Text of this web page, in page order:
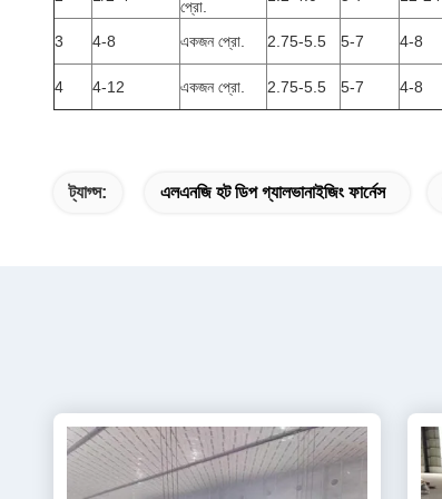
প্রো.
3 4-8 একজন প্রো. 2.75-5.5 5-7 4-8
4 4-12 একজন প্রো. 2.75-5.5 5-7 4-8
ট্যাগ্স: এলএনজি হট ডিপ গ্যালভানাইজিং ফার্নেস